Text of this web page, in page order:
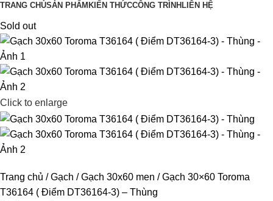
TRANG CHỦSẢN PHẨM KIẾN THỨCCÔNG TRÌNH LIÊN HỆ
Sold out
Click to enlarge
Trang chủ Gạch Gạch 30x60 men
Gạch 30×60 Toroma
T36164 ( Điểm DT36164-3) – Thùng